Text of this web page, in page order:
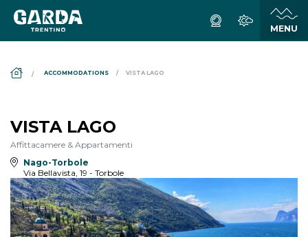
ACCOMMODATIONS VISTA LAGO
VISTA LAGO
Affittacamere & Appartamenti
Nago-Torbole
Via Bellavista, 19 - Torbole